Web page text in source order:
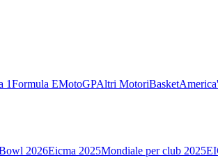
1Formula EMotoGPAltri MotoriBasket
2026Eicma 2025Mondiale per club 2025